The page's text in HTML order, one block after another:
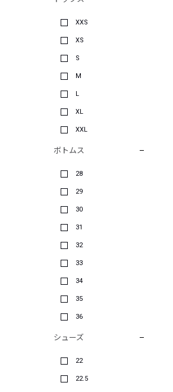
XXS
XS
S
M
L
XL
XXL
ボトムス
28
29
30
31
32
33
34
35
36
シューズ
22
22.5